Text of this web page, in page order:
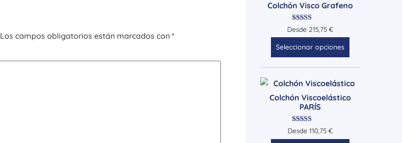
Los campos obligatorios están marcados con*
Colchón Visco Grafeno
Valorado
con
de 5
Desde 215,75 €
Seleccionar opciones
Colchón Viscoelástico
PARÍS
Valorado
con
Desde 110,75 €